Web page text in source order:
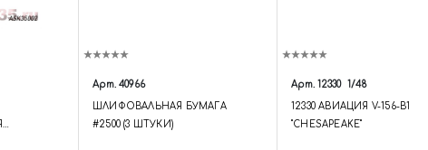
Арт. 40966
ШЛИФОВАЛЬНАЯ БУМАГА
#2500 (3 ШТУКИ)
Арт. 12330 1/48
12330 АВИАЦИЯ V-156-B1
"CHESAPEAKE"